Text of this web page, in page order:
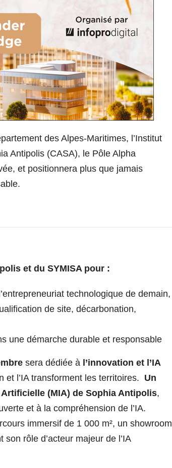
des Alpes-Maritimes, l’Institut
Antipolis (CASA), le Pôle Alpha
et positionnera plus que jamais
et du SYMISA pour :
technologique de demain,
de site, décarbonation,
une démarche durable et responsable
sera dédiée à l’innovation et l’IA
et l’IA transforment les territoires.
Un
(MIA) de Sophia Antipolis,
et à la compréhension de l’IA.
immersif de 1 000 m², un showroom
rôle d’acteur majeur de l’IA